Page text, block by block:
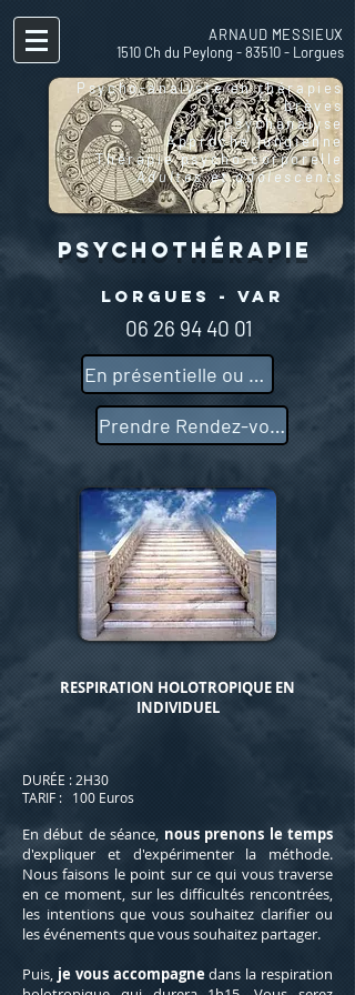
ARNAUD MESSIEUX
1510 Ch du Peylong - 83510 - Lorgues
Psycho-analyste en thérapies
brèves
Psychanalyse
Approche jungienne
Thérapie psycho-corporell e
Adultes et adolescents
Psychothérapie
Lorgues - Var
06 26 94 40 01
En présentielle ou distancielle
Prendre Rendez-vous
RESPIRATION HOLOTROPIQUE EN
INDIVIDUEL
DURÉE : 2H30
TARIF : 100 Euros
En début de séance, nous prenons le temps
d'expliquer et d'expérimenter la méthode.
Nous faisons le point sur ce qui vous traverse
en ce moment, sur les difficultés rencontrées,
les intentions que vous souhaitez clarifier ou
les événements que vous souhaitez partager.
Puis, je vous accompagnedans la respiration